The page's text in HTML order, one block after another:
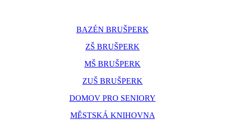
BAZÉN BRUŠPERK
ZŠ BRUŠPERK
MŠ BRUŠPERK
ZUŠ BRUŠPERK
DOMOV PRO SENIORY
MĚSTSKÁ KNIHOVNA